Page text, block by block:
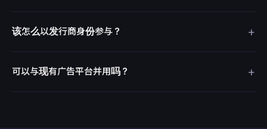
该怎么以发行商身份参与？ +
可以与现有广告平台并用吗？ +